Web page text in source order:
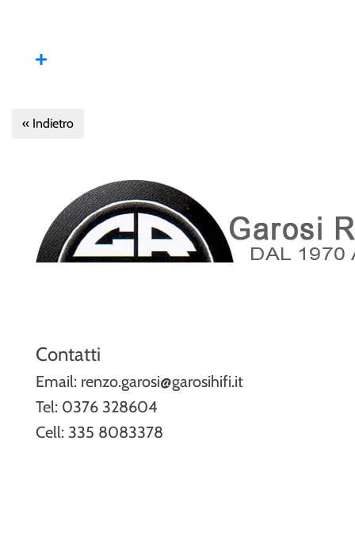
« Indietro
Contatti
Email: renzo.garosi@garosihifi.it
Tel: 0376 328604
Cell: 335 8083378